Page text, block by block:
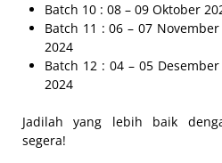
Batch 10 : 08 – 09 Oktober
Batch 11 : 06 – 07
2024
Batch 12 : 04 – 05
2024
Jadilah yang lebih baik
segera!